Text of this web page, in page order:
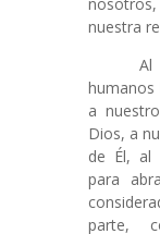
nuestra
a
Dios, a
de Él, al
para
parte,